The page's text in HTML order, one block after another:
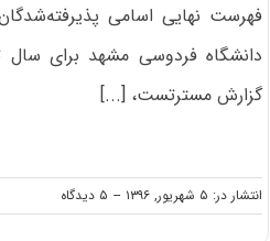
فهرست نهایی اسامی
گزارش مسترتست، [...]
انتشار در: ۵ شهریور, ۱۳۹۶ -- ۵ دیدگاه
on
اعلام